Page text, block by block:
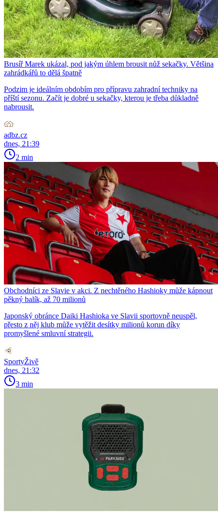
Brusíř Marek ukázal, pod jakým úhlem brousit nůž sekačky. Většina
zahrádkářů to dělá špatně
Podzim je ideálním obdobím pro přípravu zahradní techniky na
příští sezonu. Začít je dobré u sekačky, kterou je třeba důkladně
nabrousit.
adbz.cz
dnes, 21:39
2 min
Obchodníci ze Slavie v akci. Z nechtěného Hashioky může kápnout
pěkný balík, až 70 milionů
Japonský obránce Daiki Hashioka ve Slavii sportovně neuspěl,
přesto z něj klub může vytěžit desítky milionů korun díky
promyšlené smluvní strategii.
SportyŽivě
dnes, 21:32
3 min